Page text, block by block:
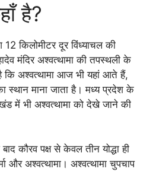
है?
किलोमीटर दूर विंध्याचल की
मंदिर अश्वत्थामा की तपस्थली के
कि अश्वत्थामा आज भी यहां आते हैं,
स्थान माना जाता है। मध्य प्रदेश के
में भी अश्वत्थामा को देखे जाने की
कौरव पक्ष से केवल तीन योद्धा ही
और अश्वत्थामा। अश्वत्थामा चुपचाप